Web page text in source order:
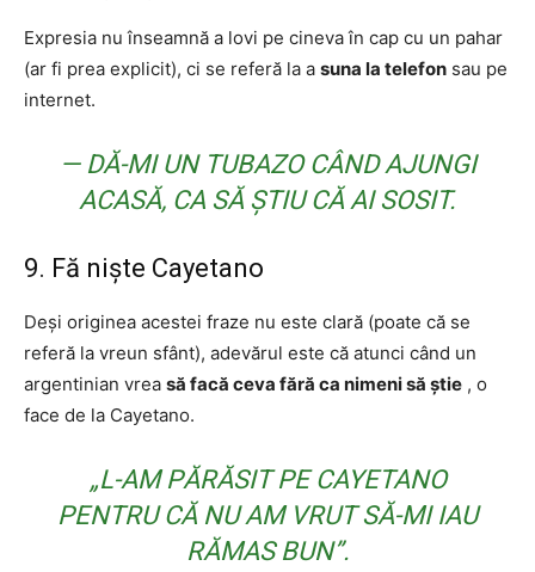
Expresia nu înseamnă a lovi pe cineva în cap cu un pahar
(ar fi prea explicit), ci se referă la a suna la telefon sau pe
internet.
— DĂ-MI UN TUBAZO CÂND AJUNGI
ACASĂ, CA SĂ ȘTIU CĂ AI SOSIT.
9. Fă niște Cayetano
Deși originea acestei fraze nu este clară (poate că se
referă la vreun sfânt), adevărul este că atunci când un
argentinian vrea să facă ceva fără ca nimeni să știe , o
face de la Cayetano.
„L-AM PĂRĂSIT PE CAYETANO
PENTRU CĂ NU AM VRUT SĂ-MI IAU
RĂMAS BUN”.